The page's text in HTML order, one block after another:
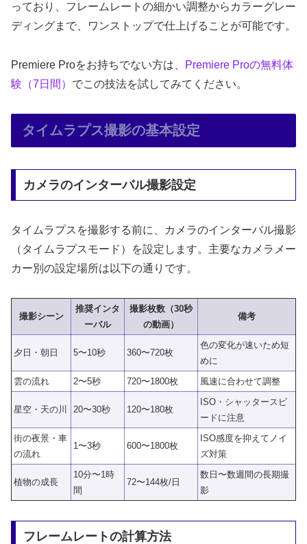
っており、フレームレートの細かい調整からカラーグレー
ディングまで、ワンストップで仕上げることが可能です。
Premiere Proをお持ちでない方は、
Premiere Proの無料体
験（7日間） でこの技法を試してみてください。
タイムラプス撮影の基本設定
カメラのインターバル撮影設定
タイムラプスを撮影する前に、カメラのインターバル撮影
（タイムラプスモード）を設定します。主要なカメラメー
カー別の設定場所は以下の通りです。
撮影シーン
推奨インタ
ーバル
撮影枚数（30秒
の動画）
備考
夕日・朝日 5〜10秒 360〜720枚
色の変化が速いため短
めに
雲の流れ
2〜5秒 720〜1800枚 風速に合わせて調整
星空・天の川 20〜30秒 120〜180枚
ISO・シャッタースピ
ードに注意
街の夜景・車
の流れ
1〜3秒 600〜1800枚
ISO感度を抑えてノイ
ズ対策
植物の成長
10分〜1時
間
72〜144枚/日
数日〜数週間の長期撮
影
フレームレートの計算方法